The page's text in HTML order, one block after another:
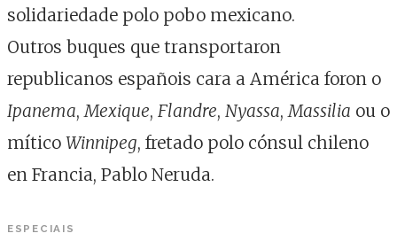
solidariedade polo pobo mexicano.
Outros buques que transportaron
republicanos españois cara a América foron o
Ipanema,Mexique, Flandre, Nyassa,Massilia ou o
mítico Winnipeg, fretado polo cónsul chileno
en Francia, Pablo Neruda.
ESPECIAIS